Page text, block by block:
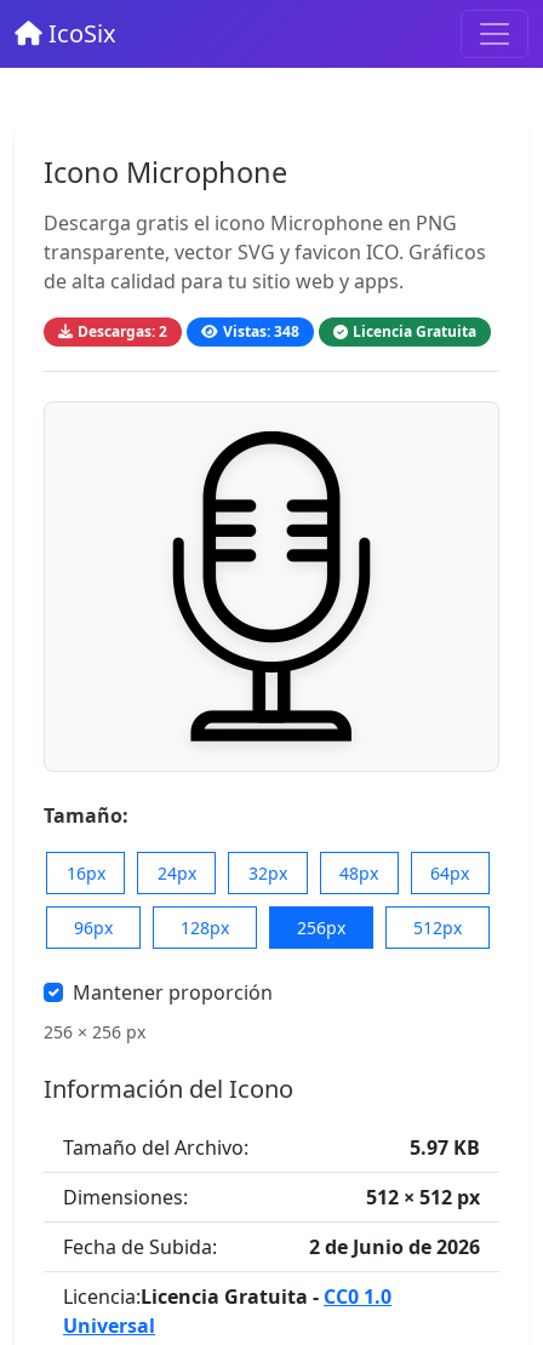
IcoSix
Icono Microphone
Descarga gratis el icono Microphone en PNG
transparente, vector SVG y favicon ICO. Gráficos
de alta calidad para tu sitio web y apps.
Descargas: 2 Vistas: 348 Licencia Gratuita
Tamaño:
16px 24px 32px 48px 64px
96px 128px 256px 512px
Mantener proporción
256 × 256 px
Información del Icono
Tamaño del Archivo:
5.97 KB
Dimensiones:
512 × 512 px
Fecha de Subida:
2 de Junio de 2026
Licencia:Licencia Gratuita - CC0 1.0
Universal